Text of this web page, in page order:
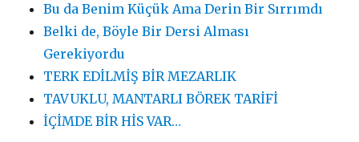
Bu da Benim Küçük Ama Derin Bir Sırrımdı
Belki de, Böyle Bir Dersi Alması
Gerekiyordu
TERK EDİLMİŞ BİR MEZARLIK
TAVUKLU, MANTARLI BÖREK TARİFİ
İÇİMDE BİR HİS VAR…